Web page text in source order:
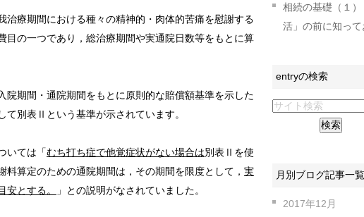
療期間における種々の精神的・肉体的苦痛を慰謝する
目の一つであり，総治療期間や実通院日数等をもとに算
期間・通院期間をもとに原則的な賠償額基準を示した
て別表Ⅱという基準が示されています。
ては「 むち打ち症で他覚症状がない場合は別表Ⅱを使
料算定のための通院期間は，その期間を限度として， 実
安とする。
」との説明がなされていました。
相続の基礎（１）
活」の前に知って
entryの検索
月別ブログ記事一覧
2017年12月